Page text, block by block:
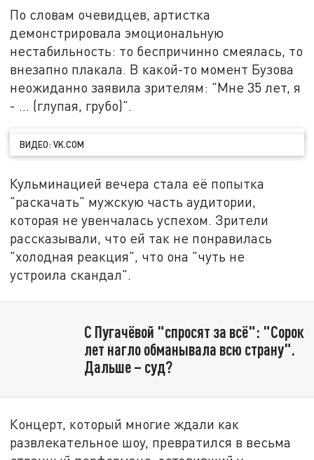
По словам очевидцев, артистка
демонстрировала эмоциональную
нестабильность: то беспричинно смеялась, то
внезапно плакала. В какой-то момент Бузова
неожиданно заявила зрителям: "Мне 35 лет, я
- … (глупая, грубо)".
ВИДЕО: VK.COM
Кульминацией вечера стала её попытка
"раскачать" мужскую часть аудитории,
которая не увенчалась успехом. Зрители
рассказывали, что ей так не понравилась
"холодная реакция", что она "чуть не
устроила скандал".
С Пугачёвой "спросят за всё": "Сорок
лет нагло обманывала всю страну".
Дальше – суд?
Концерт, который многие ждали как
развлекательное шоу, превратился в весьма